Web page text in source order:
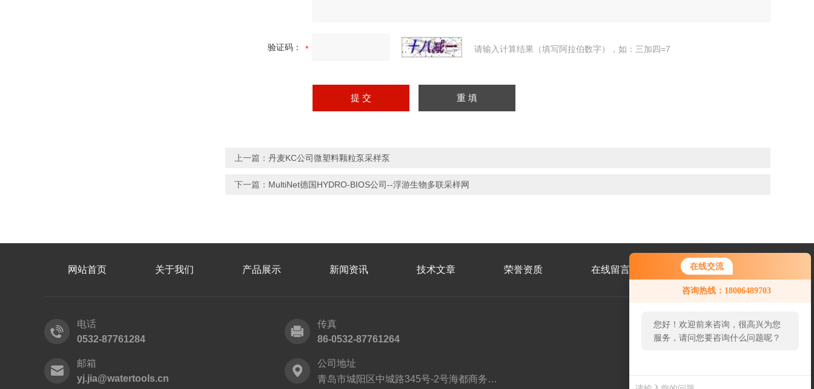
在线交流
咨询热线：18006489703
您好！欢迎前来咨询，很高兴为您
服务，请问您要咨询什么问题呢？
验证码： 请输入计算结果（填写阿拉伯数字），如：三加四=7
上一篇： 丹麦KC公司微塑料颗粒泵采样泵
下一篇： MultiNet德国HYDRO-BIOS公司--浮游生物多联采样网
网站首页 关于我们 产品展示 新闻资讯 技术文章 荣誉资质 在线留言 联系我们
电话
0532-87761284
传真
86-0532-87761264
邮箱
yj.jia@watertools.cn
公司地址
青岛市城阳区中城路345号-2号海都商务中心9层